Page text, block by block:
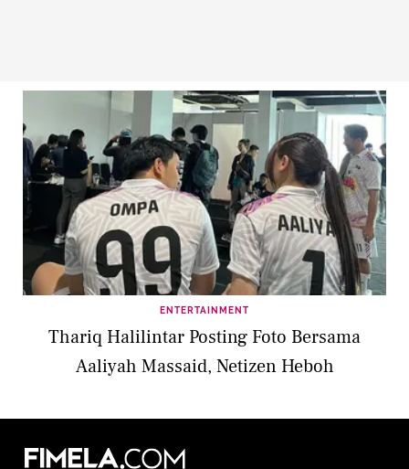
ENTERTAINMENT
Thariq Halilintar Posting Foto Bersama
Aaliyah Massaid, Netizen Heboh